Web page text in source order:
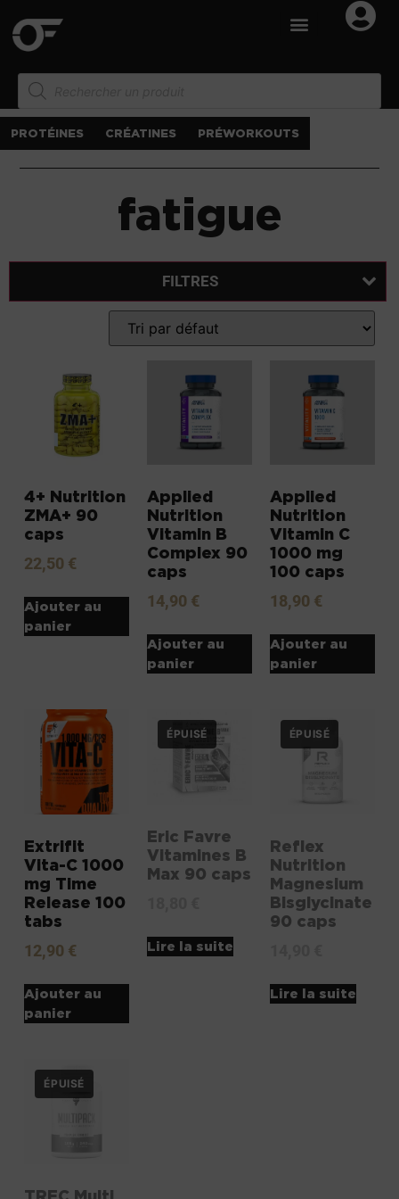
PROTÉINES CRÉATINES PRÉWORKOUTS
fatigue
FILTRES
4+ Nutrition
ZMA+ 90
caps
22,50 €
Ajouter au
panier
Applied
Nutrition
Vitamin B
Complex 90
caps
14,90 €
Ajouter au
panier
Applied
Nutrition
Vitamin C
1000 mg
100 caps
18,90 €
Ajouter au
panier
Extrifit
Vita-C 1000
mg Time
Release 100
tabs
12,90 €
Ajouter au
panier
Eric Favre
Vitamines B
Max 90 caps
Lire la suite
Reflex
Nutrition
Magnesium
Bisglycinate
90 caps
Lire la suite
TREC Multi